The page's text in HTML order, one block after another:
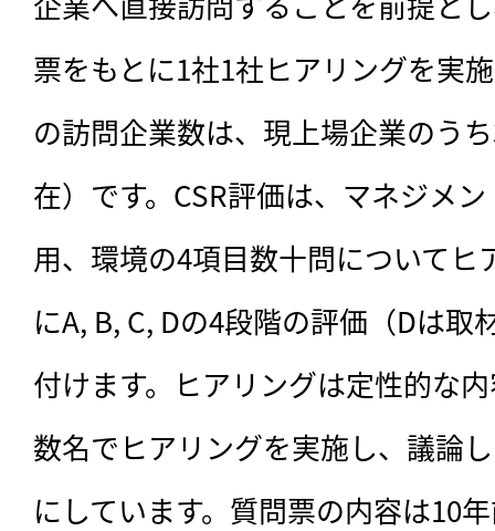
票をもとに1社1社ヒアリングを実
の訪問企業数は、現上場企業のう
在）です。CSR評価は、マネジメ
用、環境の4項目数十問についてヒ
にA, B, C, Dの4段階の評価（Dは取
付けます。ヒアリングは定性的な
数名でヒアリングを実施し、議論
にしています。質問票の内容は10